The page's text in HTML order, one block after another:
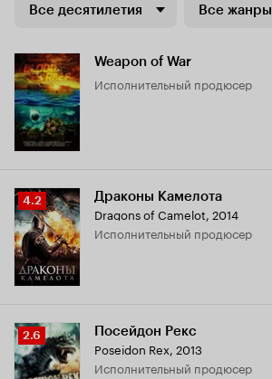
Все десятилетия Все жанры
Weapon of War
исполнительный продюсер
Рейтинг
Кинопоиска
4.2
4.2 Драконы Камелота
Dragons of Camelot, 2014
исполнительный продюсер
Рейтинг
Кинопоиска
2.6
2.6 Посейдон Рекс
Poseidon Rex, 2013
исполнительный продюсер